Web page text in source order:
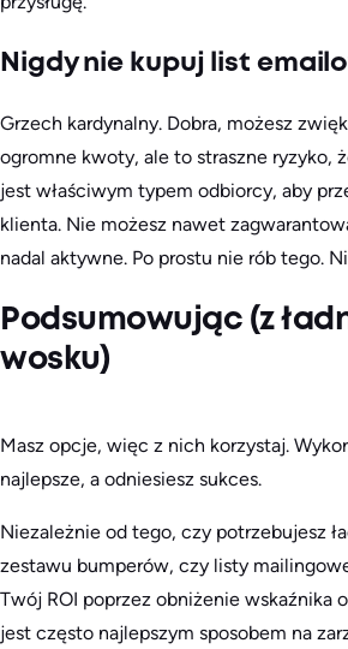
Nigdy nie kupuj list
Grzech kardynalny. Dobra, możesz
ogromne kwoty, ale to straszne ryzyko,
jest właściwym typem odbiorcy, aby
klienta. Nie możesz nawet
nadal aktywne. Po prostu nie rób tego.
Podsumowując (z
wosku)
Masz opcje, więc z nich korzystaj.
najlepsze, a odniesiesz sukces.
Niezależnie od tego, czy potrzebujesz
zestawu bumperów, czy listy
Twój ROI poprzez obniżenie wskaźnika
jest często najlepszym sposobem na